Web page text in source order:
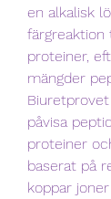
en alkalisk
färgreaktion
proteiner,
mängder
påvisa
proteiner
baserat på
koppar